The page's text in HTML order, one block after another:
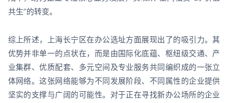
共生”的转变。
综上所述，上海长宁区在办公选址方面展现出了的吸引力。其
优势并非单一的点状在，而是由国际化底蕴、枢纽级交通、产
业集群、优质配套、多元空间及专业服务共同编织成的一张立
体网络。这张网络能够为不同发展阶段、不同属性的企业提供
坚实的支撑与广阔的可能性。对于正在寻找新办公场所的企业